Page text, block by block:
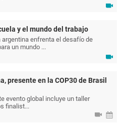
y el mundo del trabajo
enfrenta el desafío de
un mundo ...
presente en la COP30 de Brasil
evento global incluye un taller
finalist...